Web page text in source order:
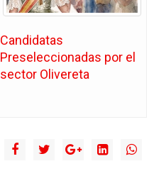
Candidatas
Preseleccionadas por el
sector Olivereta